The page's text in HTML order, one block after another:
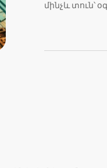
մինչև տուն՝